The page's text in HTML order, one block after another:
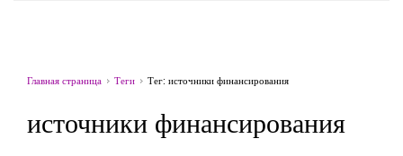
Главная страница Теги Тег: источники финансирования
источники финансирования